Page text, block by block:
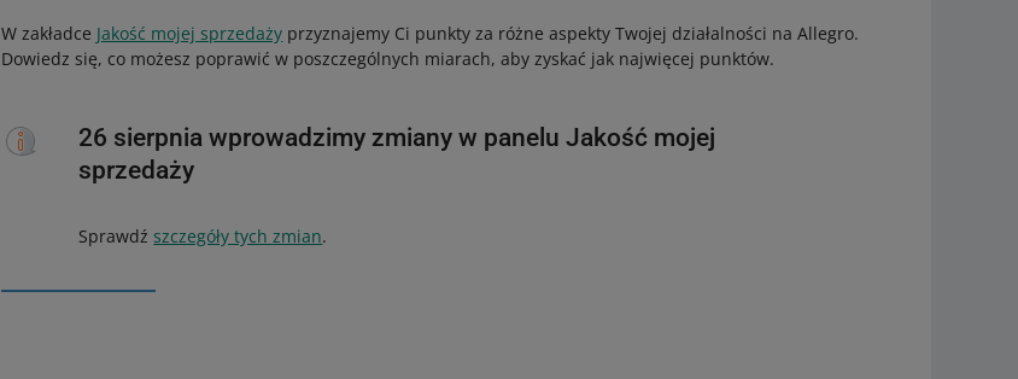
W zakładce Jakość mojej sprzedaży przyznajemy Ci punkty za różne aspekty Twojej działalności na Allegro.
Dowiedz się, co możesz poprawić w poszczególnych miarach, aby zyskać jak najwięcej punktów.
26 sierpnia wprowadzimy zmiany w panelu Jakość mojej
sprzedaży
Sprawdźszczegóły tych zmian.